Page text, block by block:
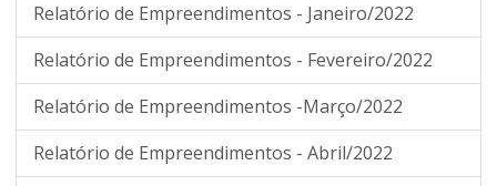
Relatório de Empreendimentos - Janeiro/2022
Relatório de Empreendimentos - Fevereiro/2022
Relatório de Empreendimentos -Março/2022
Relatório de Empreendimentos - Abril/2022